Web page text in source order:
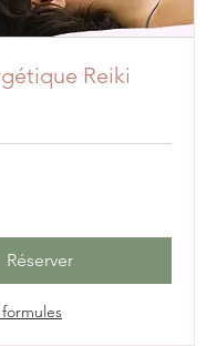
Reiki
Réserver